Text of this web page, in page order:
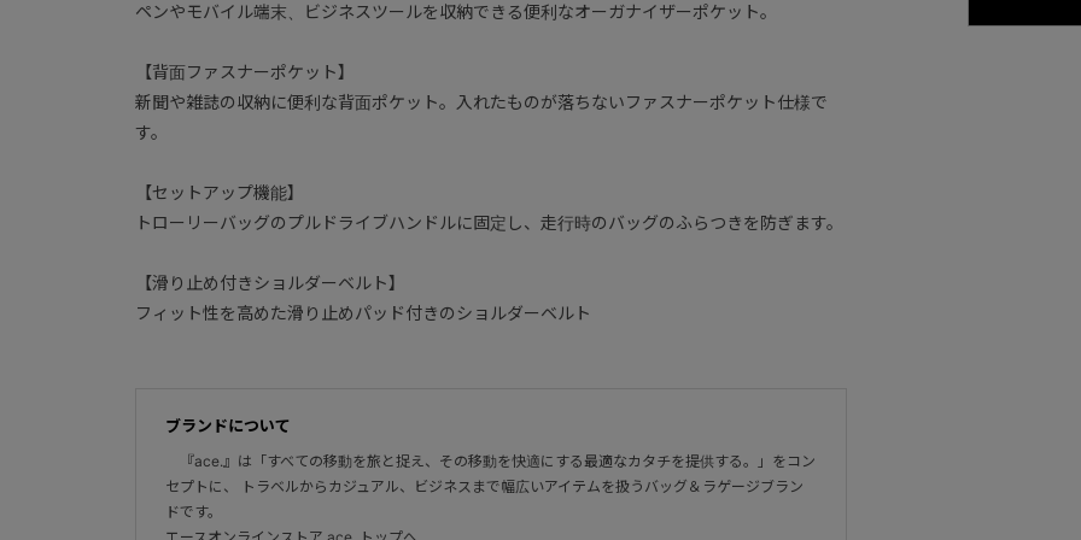
ペンやモバイル端末、ビジネスツールを収納できる便利なオーガナイザーポケット。
【背面ファスナーポケット】
新聞や雑誌の収納に便利な背面ポケット。入れたものが落ちないファスナーポケット仕様で
す。
【セットアップ機能】
トローリーバッグのプルドライブハンドルに固定し、走行時のバッグのふらつきを防ぎます。
【滑り止め付きショルダーベルト】
フィット性を高めた滑り止めパッド付きのショルダーベルト
ブランドについて
『ace.』は「すべての移動を旅と捉え、その移動を快適にする最適なカタチを提供する。」をコン
セプトに、 トラベルからカジュアル、ビジネスまで幅広いアイテムを扱うバッグ＆ラゲージブラン
ドです。